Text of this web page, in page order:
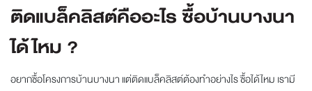
ติดแบล็คลิสต์คืออะไร ซื้อบ้านบางนา
ได้ไหม ?
อยากซื้อโครงการบ้านบางนา แต่ติดแบล็คลิสต์ต้องทำอย่างไร ซื้อได้ไหม เรามี